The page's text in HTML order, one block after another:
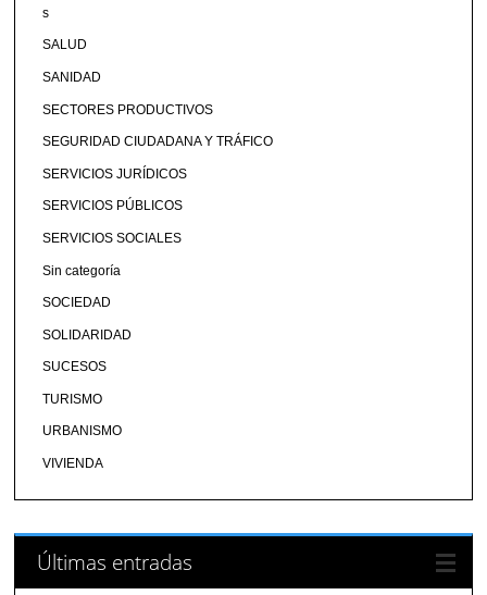
s
SALUD
SANIDAD
SECTORES PRODUCTIVOS
SEGURIDAD CIUDADANA Y TRÁFICO
SERVICIOS JURÍDICOS
SERVICIOS PÚBLICOS
SERVICIOS SOCIALES
Sin categoría
SOCIEDAD
SOLIDARIDAD
SUCESOS
TURISMO
URBANISMO
VIVIENDA
Últimas entradas